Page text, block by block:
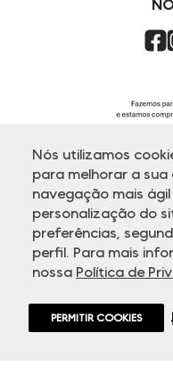
Nós utilizamos
para melhorar a
navegação mais
personalização do
preferências,
perfil. Para mais
nossa Política de
PERMITIR COOKIES
© Copyright 2000-2026 -
promoções e
Em caso de
Horário de Atendimentodas